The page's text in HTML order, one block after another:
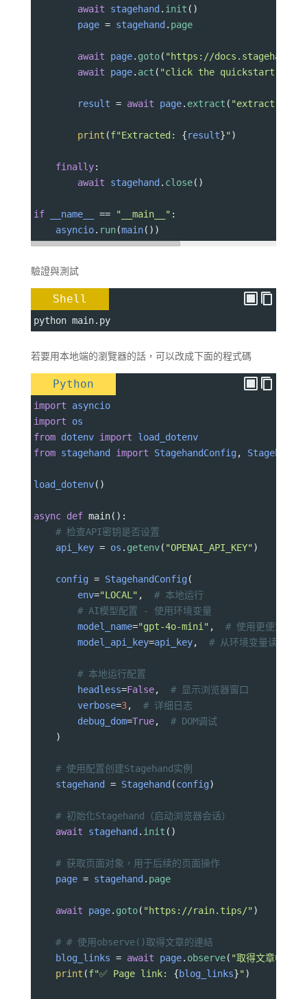
await stagehand . init ()
page = stagehand . page
await page. goto( "https://
await
page. act ( "click the quickstart link"
result = await page. extract ( "extract the
print (f"Extracted: {result}" )
finally:
await
stagehand . close()
if __name__ == "__main__" :
asyncio. run(main())
驗證與測試
Shell
python main.py
若要用本地端的瀏覽器的話，可以改成下面的程式碼
Python
import
asyncio
import
os
from dotenv import
load_dotenv
from stagehand import StagehandConfig, Stagehand
load_dotenv()
async def main():
# 检查API密钥是否设置
api_key = os . getenv( "OPENAI_API_KEY" )
config = StagehandConfig(
env="LOCAL" , # 本地运行
# AI模型配置 - 使用环境变量
model_name="gpt-4o-mini" , # 使用更便宜的模
model_api_key=api_key, # 从环境变量读取
# 本地运行配置
headless=False, # 显示浏览器窗口
verbose=3, # 详细日志
debug_dom=True, # DOM调试
    )
# 使用配置创建Stagehand实例
stagehand
= Stagehand (config)
# 初始化Stagehand（启动浏览器会话）
await
stagehand . init ()
# 获取页面对象，用于后续的页面操作
page = stagehand . page
await page. goto( "https://rain.tips/" )
# # 使用observe()取得文章的連結
blog_links = await page. observe( "取得文章中的
print (f"✅ Page link: {blog_links}" )